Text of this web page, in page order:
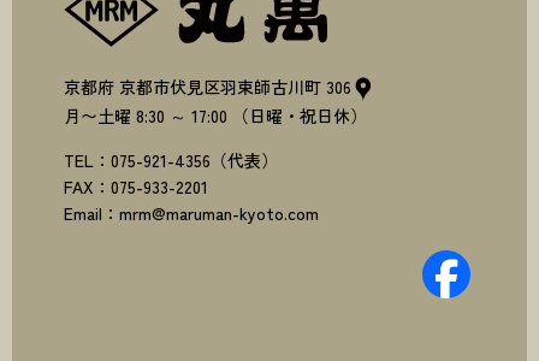
京都府 京都市伏見区羽束師古川町 306
月〜土曜 8:30 ～ 17:00
（日曜・祝日休）
TEL： 075-921-4356 （代表）
FAX： 075-933-2201
Email： mrm@maruman-kyoto.com